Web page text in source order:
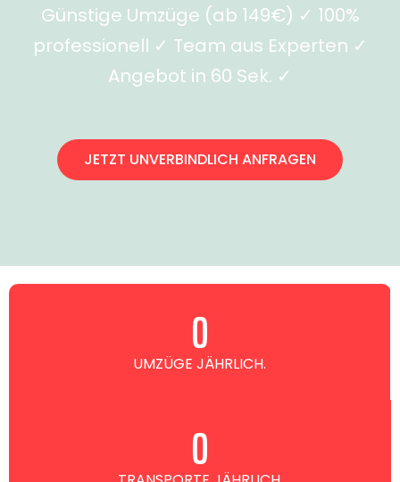
Günstige Umzüge (ab 149€) ✓ 100%
professionell ✓ Team aus Experten ✓
Angebot in 60 Sek. ✓
JETZT UNVERBINDLICH ANFRAGEN
UMZÜGE JÄHRLICH.
0
0